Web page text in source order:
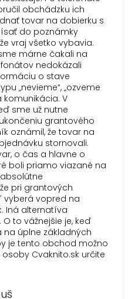
obchádzku ich
tovar na dobierku s
do poznámky
vraj všetko vybavia.
márne čakali na
nedokázali
o stave
„nevieme“, „ozveme
komunikácia. V
sme už nutne
grantového
oznámil, že tovar na
stornovali.
o čas a hlavne o
boli priamo viazané na
pri grantových
vopred na
Iná alternatíva
to vážnejšie je, keď
úplne základných
je tento obchod možno
Cvaknito.sk určite